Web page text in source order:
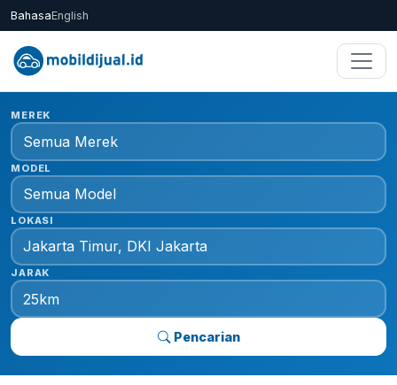
BahasaEnglish
MEREK
MODEL
LOKASI
JARAK
Pencarian